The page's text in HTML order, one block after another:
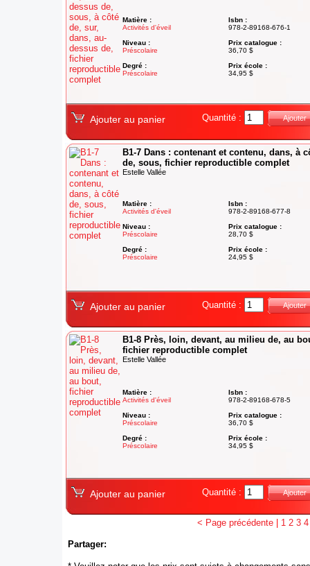
Matière :
Activités d'éveil
Niveau :
Préscolaire
Degré :
Préscolaire
Isbn :
978-2-89168-676-1
Prix catalogue :
36,70 $
Prix école :
34,95 $
Ajouter au panier Quantité : Ajouter
B1-7 Dans : contenant et contenu, dans, à
de, sous, fichier reproductible complet
Estelle Vallée
Matière :
Activités d'éveil
Niveau :
Préscolaire
Degré :
Préscolaire
Isbn :
978-2-89168-677-8
Prix catalogue :
28,70 $
Prix école :
24,95 $
Ajouter au panier Quantité : Ajouter
B1-8 Près, loin, devant, au milieu de, au
fichier reproductible complet
Estelle Vallée
Matière :
Activités d'éveil
Niveau :
Préscolaire
Degré :
Préscolaire
Isbn :
978-2-89168-678-5
Prix catalogue :
36,70 $
Prix école :
34,95 $
Ajouter au panier Quantité : Ajouter
< Page précédente| 1 2 3 4
Partager: